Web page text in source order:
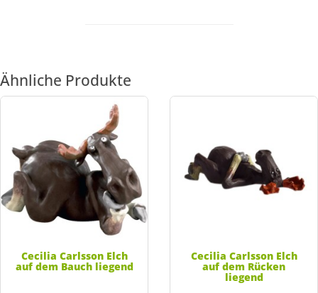
Ähnliche Produkte
Cecilia Carlsson Elch
auf dem Bauch liegend
Cecilia Carlsson Elch
auf dem Rücken
liegend